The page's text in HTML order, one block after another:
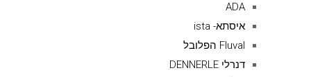
ADA
איסתא- ista
Fluval הפלובל
דנרלי DENNERLE